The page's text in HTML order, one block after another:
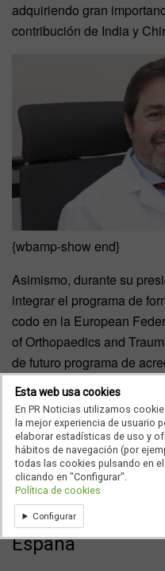
adquiriendo gran
contribución de India y
{wbamp-show end}
Asimismo, durante su
integrar el programa de
codo en la European
of Orthopaedics and
de futuro programa de
superespecialidad en la
más jóvenes a la
las relaciones con
rehabilitadores,
de comunicación online
hombro y codo.
La cirugía de
España
Esta web usa cookies
En PR Noticias utilizamos
la mejor experiencia de usuario
elaborar estadísticas de uso y
hábitos de navegación (por
todas las cookies pulsando en
clicando en "Configurar".
Política de cookies
Configurar